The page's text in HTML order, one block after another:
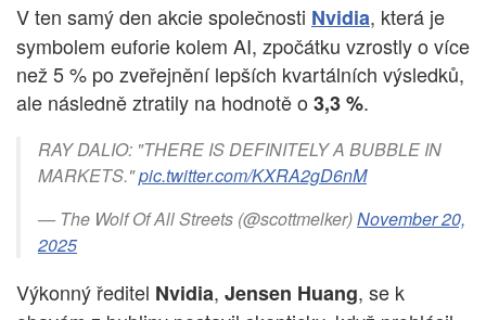
V ten samý den akcie společnosti Nvidia, která je
symbolem euforie kolem AI, zpočátku vzrostly o více
než 5 % po zveřejnění lepších kvartálních výsledků,
ale následně ztratily na hodnotě o 3,3 %.
RAY DALIO: "THERE IS DEFINITELY A BUBBLE IN
MARKETS."pic.twitter.com/KXRA2gD6nM
— The Wolf Of All Streets (@scottmelker)November 20,
2025
Výkonný ředitel Nvidia, Jensen Huang, se k